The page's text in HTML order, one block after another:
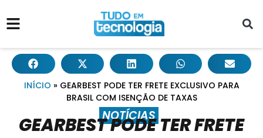
INÍCIO » GEARBEST PODE TER FRETE EXCLUSIVO PARA
BRASIL COM ISENÇÃO DE TAXAS
NOTÍCIAS
GEARBEST PODE TER FRETE